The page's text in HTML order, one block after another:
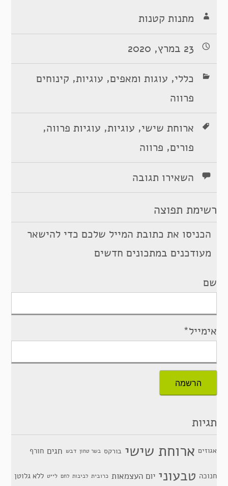
מתנות קטנות
23 במרץ, 2020
כללי, עוגות ומאפים, עוגיות, קינוחים
פרווה
ארוחת שישי, עוגיות, עוגיות פרווה,
פורים, פרווה
השאירו תגובה
רשימת תפוצה
הכניסו את כתובת המייל שלכם כדי להישאר
מעודכנים במתכונים חדשים
שם
אימייל*
תגיות
אגוזים ארוחת שישי בורקס בשר טחון דבש חגים חורף
חנוכה טבעוני יום העצמאות כרובית לביבות לחם לייט ללא גלוטן